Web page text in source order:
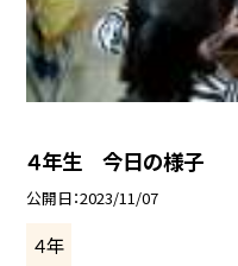
４年生 今日の様子
公開日 2023/11/07
４年